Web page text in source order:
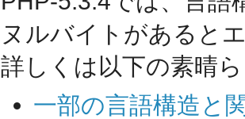
ヌルバイトがあると
詳しくは以下の素晴
一部の言語構造と